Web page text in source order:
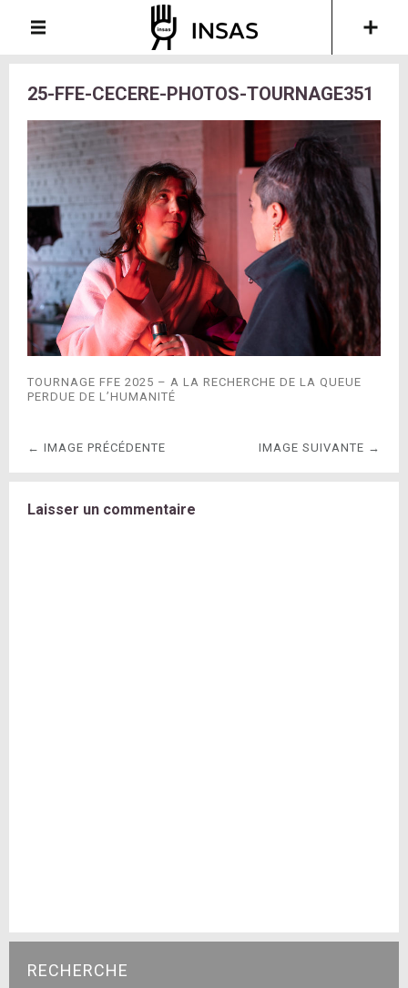
25-FFE-CECERE-PHOTOS-TOURNAGE351
TOURNAGE FFE 2025 – A LA RECHERCHE DE LA QUEUE
PERDUE DE L’HUMANITÉ
← IMAGE PRÉCÉDENTE IMAGE SUIVANTE →
Laisser un commentaire
RECHERCHE